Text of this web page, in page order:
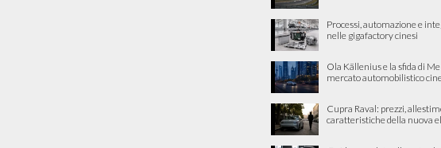
Processi, automazione e
nelle gigafactory cinesi
Ola Källenius e la sfida di
mercato automobilistico
Cupra Raval: prezzi,
caratteristiche della nuova